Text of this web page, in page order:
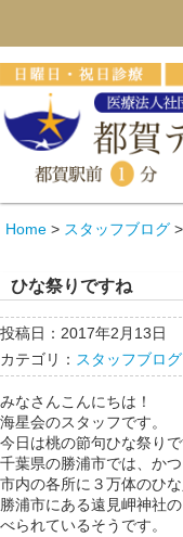
Home > スタッフブログ >
ひな祭りですね
投稿日：2017年2月13日
カテゴリ： スタッフブログ
みなさんこんにちは！
海星会のスタッフです。
今日は桃の節句ひな祭りで
千葉県の勝浦市では、か
市内の各所に３万体のひ
勝浦市にある遠見岬神社
べられているそうです。